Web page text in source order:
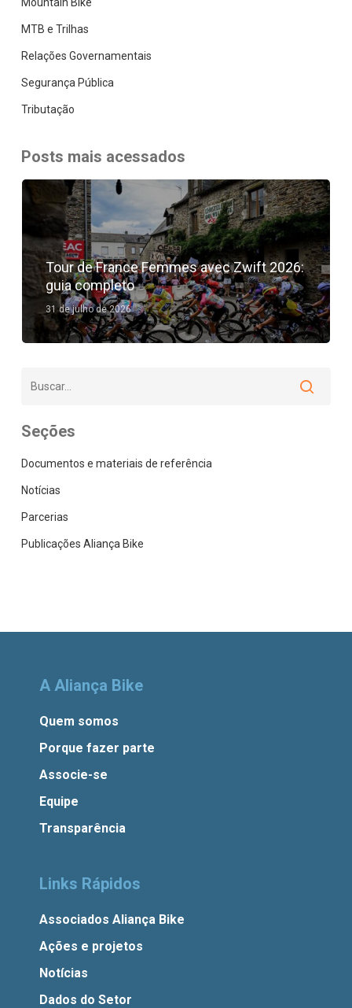
MTB e Trilhas
Relações Governamentais
Segurança Pública
Tributação
Posts mais acessados
Tour de France Femmes avec Zwift 2026:
guia completo
31 de julho de 2026
Seções
Documentos e materiais de referência
Notícias
Parcerias
Publicações Aliança Bike
A Aliança Bike
Quem somos
Porque fazer parte
Associe-se
Equipe
Transparência
Links Rápidos
Associados Aliança Bike
Ações e projetos
Notícias
Dados do Setor